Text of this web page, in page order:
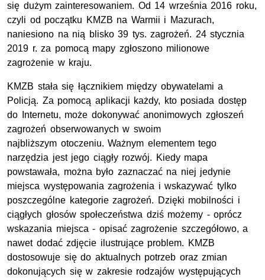
się dużym zainteresowaniem. Od 14 września 2016 roku,
czyli od początku KMZB na Warmii i Mazurach,
naniesiono na nią blisko 39 tys. zagrożeń. 24 stycznia
2019 r. za pomocą mapy zgłoszono milionowe
zagrożenie w kraju.
KMZB stała się łącznikiem między obywatelami a
Policją. Za pomocą aplikacji każdy, kto posiada dostęp
do Internetu, może dokonywać anonimowych zgłoszeń
zagrożeń obserwowanych w swoim
najbliższym otoczeniu. Ważnym elementem tego
narzędzia jest jego ciągły rozwój. Kiedy mapa
powstawała, można było zaznaczać na niej jedynie
miejsca występowania zagrożenia i wskazywać tylko
poszczególne kategorie zagrożeń. Dzięki mobilności i
ciągłych głosów społeczeństwa dziś możemy - oprócz
wskazania miejsca - opisać zagrożenie szczegółowo, a
nawet dodać zdjęcie ilustrujące problem. KMZB
dostosowuje się do aktualnych potrzeb oraz zmian
dokonujących się w zakresie rodzajów występujących